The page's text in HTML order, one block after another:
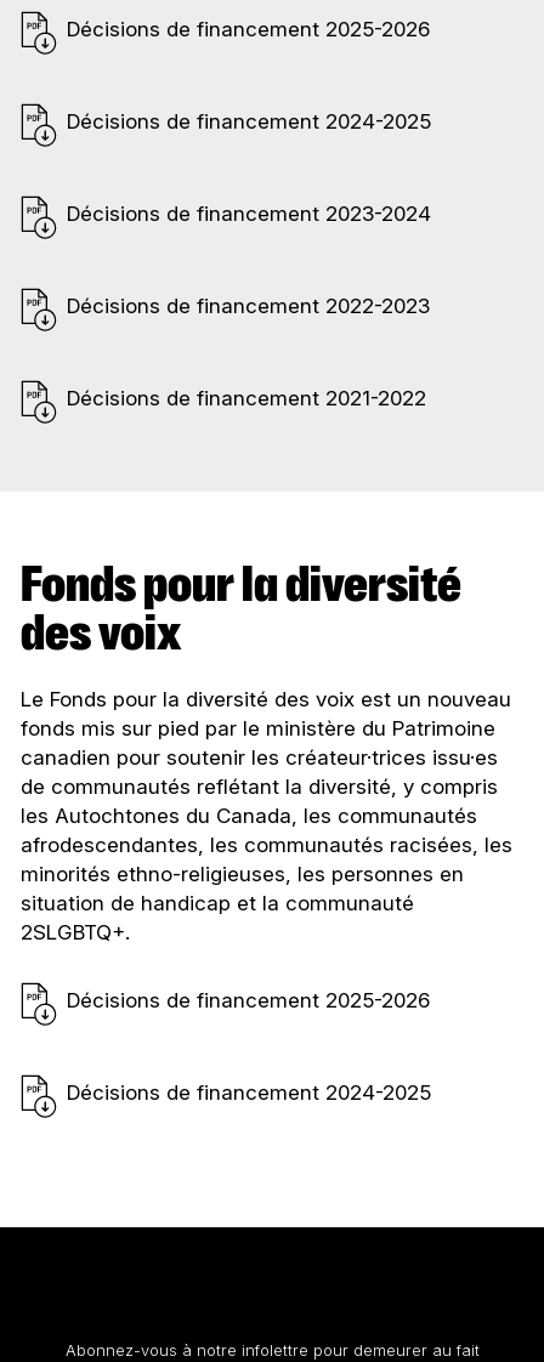
Décisions de financement 2025-2026
Décisions de financement 2024-2025
Décisions de financement 2023-2024
Décisions de financement 2022-2023
Décisions de financement 2021-2022
Fonds pour la diversité
des voix
Le Fonds pour la diversité des voix est un nouveau
fonds mis sur pied par le ministère du Patrimoine
canadien pour soutenir les créateur·trices issu·es
de communautés reflétant la diversité, y compris
les Autochtones du Canada, les communautés
afrodescendantes, les communautés racisées, les
minorités ethno-religieuses, les personnes en
situation de handicap et la communauté
2SLGBTQ+.
Décisions de financement 2025-2026
Décisions de financement 2024-2025
Abonnez-vous à notre infolettre pour demeurer au fait